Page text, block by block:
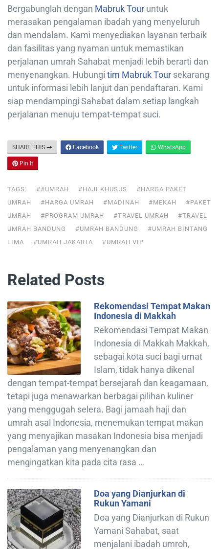
Bergabunglah dengan Mabruk Tour untuk
merasakan pengalaman ibadah yang menyeluruh
dan mendalam. Kami menyediakan layanan terbaik
dan fasilitas yang nyaman untuk memastikan
perjalanan umrah Sahabat menjadi lebih berarti dan
menyenangkan. Hubungi tim Mabruk Tour sekarang
untuk informasi lebih lanjut dan pendaftaran. Kami
siap mendampingi Sahabat dalam setiap langkah
perjalanan menuju tempat-tempat suci.
SHARE THIS Facebook Twitter WhatsApp
Pin It
TAGS: ##UMRAH #HAJI KHUSUS
#HARGA PAKET
UMRAH
#HARGA UMRAH #MADINAH #MEKAH
#PAKET
UMRAH
#PROGRAM UMRAH #TRAVEL UMRAH
#TRAVEL
UMRAH BANDUNG
#UMRAH BANDUNG
#UMRAH BINTANG
LIMA
#UMRAH JAKARTA #UMRAH VIP
Related Posts
Rekomendasi Tempat Makan
Indonesia di Makkah
Rekomendasi Tempat Makan
Indonesia di Makkah Makkah,
sebagai kota suci bagi umat
Islam, tidak hanya dikenal
dengan tempat-tempat bersejarah dan keagamaan,
tetapi juga menawarkan berbagai pilihan kuliner
yang menggugah selera. Bagi jamaah haji dan
umrah asal Indonesia, menemukan tempat makan
yang menyajikan masakan Indonesia bisa menjadi
pengalaman yang menyenangkan dan
mengingatkan kita pada cita rasa …
Doa yang Dianjurkan di
Rukun Yamani
Doa yang Dianjurkan di Rukun
Yamani Sahabat, saat
menjalani ibadah umroh,